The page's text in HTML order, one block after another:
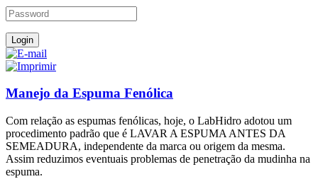
Manejo da Espuma Fenólica
Com relação as espumas fenólicas, hoje, o LabHidro adotou um
procedimento padrão que é LAVAR A ESPUMA ANTES DA
SEMEADURA, independente da marca ou origem da mesma.
Assim reduzimos eventuais problemas de penetração da mudinha na
espuma.